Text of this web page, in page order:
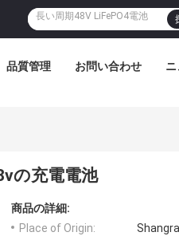
品質管理 お問い合わせ
の充電電池
商品の詳細:
Place of Origin: